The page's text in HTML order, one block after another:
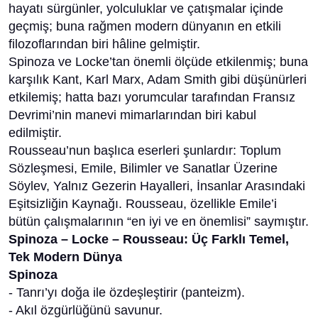
hayatı sürgünler, yolculuklar ve çatışmalar içinde
geçmiş; buna rağmen modern dünyanın en etkili
filozoflarından biri hâline gelmiştir.
Spinoza ve Locke’tan önemli ölçüde etkilenmiş; buna
karşılık Kant, Karl Marx, Adam Smith gibi düşünürleri
etkilemiş; hatta bazı yorumcular tarafından Fransız
Devrimi’nin manevi mimarlarından biri kabul
edilmiştir.
Rousseau’nun başlıca eserleri şunlardır: Toplum
Sözleşmesi, Emile, Bilimler ve Sanatlar Üzerine
Söylev, Yalnız Gezerin Hayalleri, İnsanlar Arasındaki
Eşitsizliğin Kaynağı. Rousseau, özellikle Emile’i
bütün çalışmalarının “en iyi ve en önemlisi” saymıştır.
Spinoza – Locke – Rousseau: Üç Farklı Temel,
Tek Modern Dünya
Spinoza
- Tanrı’yı doğa ile özdeşleştirir (panteizm).
- Akıl özgürlüğünü savunur.